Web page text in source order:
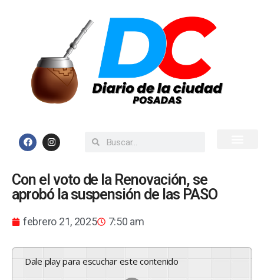
Con el voto de la Renovación, se
aprobó la suspensión de las PASO
febrero 21, 2025 7:50 am
Dale play para escuchar este contenido